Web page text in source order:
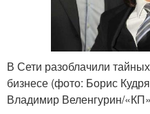
В Сети разоблачили
бизнесе (фото: Борис
Владимир Веленгурин/